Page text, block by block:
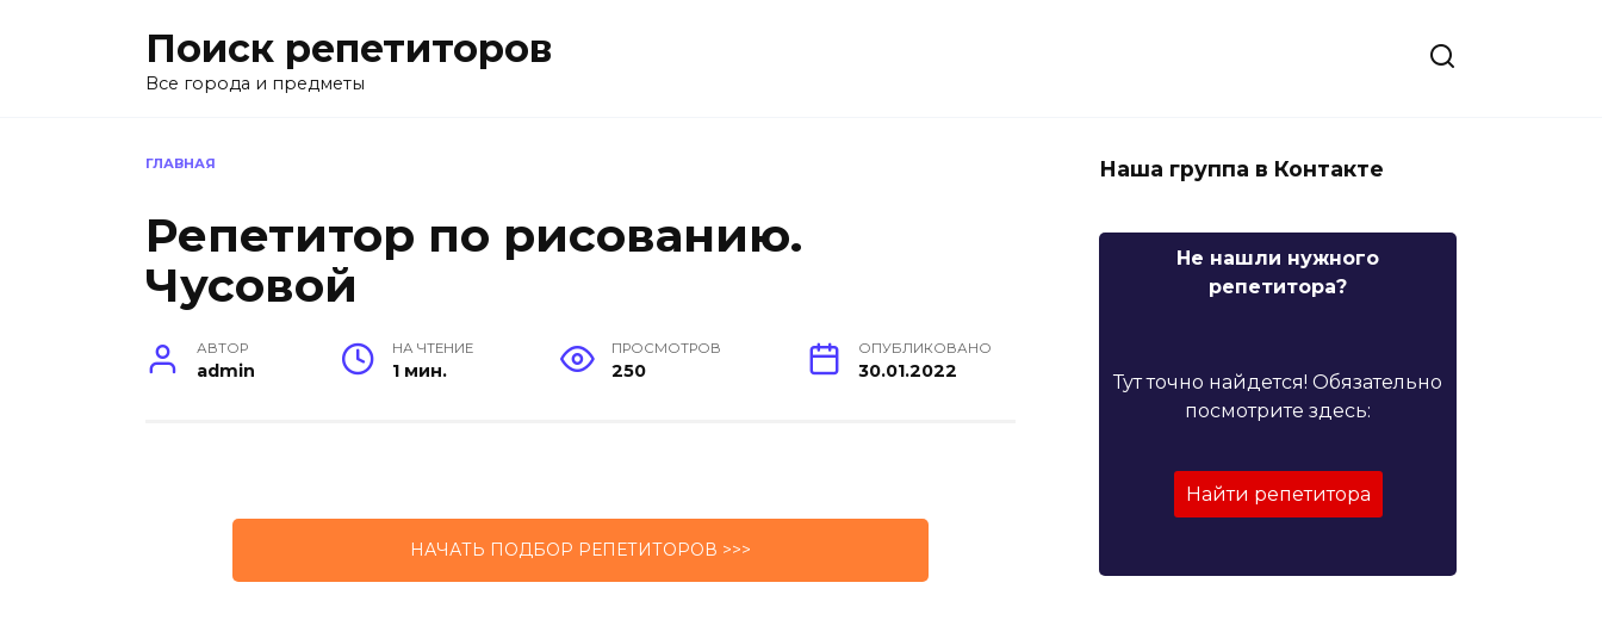
Поиск репетиторов
Все города и предметы
ГЛАВНАЯ
Репетитор по рисованию.
Чусовой
АВТОР
admin
НА ЧТЕНИЕ
1 мин.
ПРОСМОТРОВ
250
ОПУБЛИКОВАНО
30.01.2022
НАЧАТЬ ПОДБОР РЕПЕТИТОРОВ >>>
Наша группа в Контакте
Не нашли нужного
репетитора?
Тут точно найдется! Обязательно
посмотрите здесь:
Найти репетитора